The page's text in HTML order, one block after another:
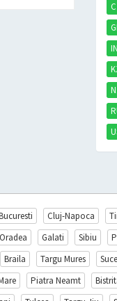
Cluj-Napoca
Oradea Galati Sibiu
Braila Targu Mures
Piatra Neamt